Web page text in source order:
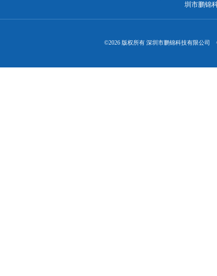
圳市鹏锦
©2026 版权所有 深圳市鹏锦科技有限公司